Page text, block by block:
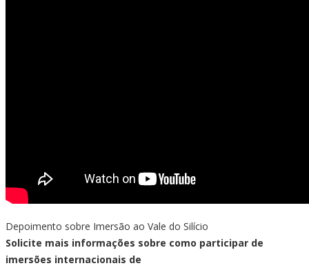
Depoimento sobre Imersão ao Vale do Silício
Solicite mais informações sobre como participar de
imersões internacionais de